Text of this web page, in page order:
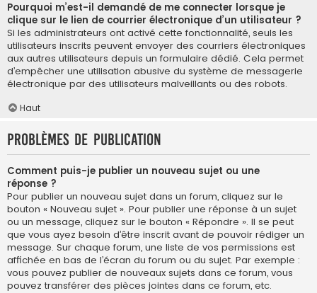
Pourquoi m’est-il demandé de me connecter lorsque je
clique sur le lien de courrier électronique d’un utilisateur ?
Si les administrateurs ont activé cette fonctionnalité, seuls les
utilisateurs inscrits peuvent envoyer des courriers électroniques
aux autres utilisateurs depuis un formulaire dédié. Cela permet
d’empêcher une utilisation abusive du système de messagerie
électronique par des utilisateurs malveillants ou des robots.
Haut
Problèmes de publication
Comment puis-je publier un nouveau sujet ou une
réponse ?
Pour publier un nouveau sujet dans un forum, cliquez sur le
bouton « Nouveau sujet ». Pour publier une réponse à un sujet
ou un message, cliquez sur le bouton « Répondre ». Il se peut
que vous ayez besoin d’être inscrit avant de pouvoir rédiger un
message. Sur chaque forum, une liste de vos permissions est
affichée en bas de l’écran du forum ou du sujet. Par exemple :
vous pouvez publier de nouveaux sujets dans ce forum, vous
pouvez transférer des pièces jointes dans ce forum, etc.